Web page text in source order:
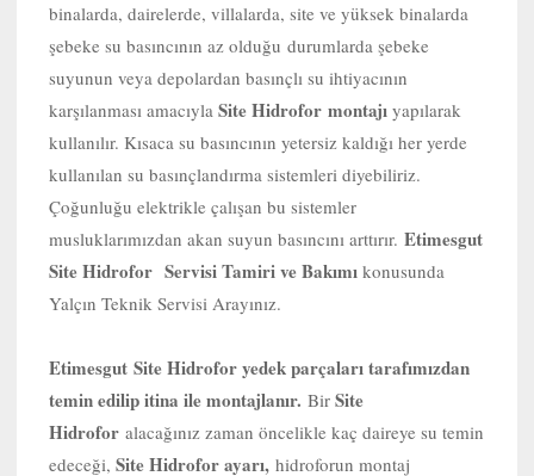
binalarda, dairelerde, villalarda, site ve yüksek binalarda
şebeke su basıncının az olduğu durumlarda şebeke
suyunun veya depolardan basınçlı su ihtiyacının
karşılanması amacıyla Site Hidrofor montajı yapılarak
kullanılır. Kısaca su basıncının yetersiz kaldığı her yerde
kullanılan su basınçlandırma sistemleri diyebiliriz.
Çoğunluğu elektrikle çalışan bu sistemler
musluklarımızdan akan suyun basıncını arttırır. Etimesgut
Site Hidrofor Servisi Tamiri ve Bakımı konusunda
Yalçın Teknik Servisi Arayınız.
Etimesgut Site Hidrofor yedek parçaları tarafımızdan
temin edilip itina ile montajlanır. Bir Site
Hidrofor alacağınız zaman öncelikle kaç daireye su temin
edeceği, Site Hidrofor ayarı, hidroforun montaj